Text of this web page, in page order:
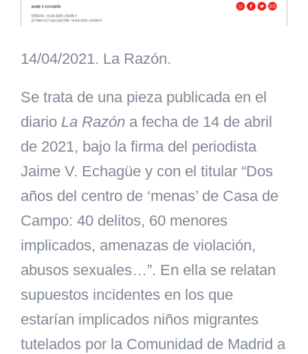
14/04/2021. La Razón.
Se trata de una pieza publicada en el
diario La Razón a fecha de 14 de abril
de 2021, bajo la firma del periodista
Jaime V. Echagüe y con el titular “Dos
años del centro de ‘menas’ de Casa de
Campo: 40 delitos, 60 menores
implicados, amenazas de violación,
abusos sexuales…”. En ella se relatan
supuestos incidentes en los que
estarían implicados niños migrantes
tutelados por la Comunidad de Madrid a